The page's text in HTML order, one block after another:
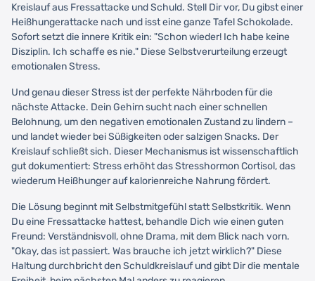
Kreislauf aus Fressattacke und Schuld. Stell Dir vor, Du gibst einer
Heißhungerattacke nach und isst eine ganze Tafel Schokolade.
Sofort setzt die innere Kritik ein: "Schon wieder! Ich habe keine
Disziplin. Ich schaffe es nie." Diese Selbstverurteilung erzeugt
emotionalen Stress.
Und genau dieser Stress ist der perfekte Nährboden für die
nächste Attacke. Dein Gehirn sucht nach einer schnellen
Belohnung, um den negativen emotionalen Zustand zu lindern –
und landet wieder bei Süßigkeiten oder salzigen Snacks. Der
Kreislauf schließt sich. Dieser Mechanismus ist wissenschaftlich
gut dokumentiert: Stress erhöht das Stresshormon Cortisol, das
wiederum Heißhunger auf kalorienreiche Nahrung fördert.
Die Lösung beginnt mit Selbstmitgefühl statt Selbstkritik. Wenn
Du eine Fressattacke hattest, behandle Dich wie einen guten
Freund: Verständnisvoll, ohne Drama, mit dem Blick nach vorn.
"Okay, das ist passiert. Was brauche ich jetzt wirklich?" Diese
Haltung durchbricht den Schuldkreislauf und gibt Dir die mentale